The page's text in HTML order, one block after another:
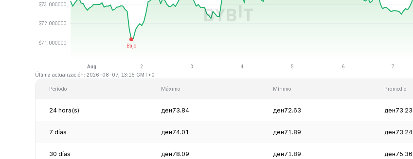
Última actualización: 2026-08-07, 13:15 GMT+0
Período Máximo Mínimo Promedio
24 hora(s) ден73.84 ден72.63 ден73.23
7 días ден74.01 ден71.89 ден73.24
30 días ден78.09 ден71.89 ден75.36